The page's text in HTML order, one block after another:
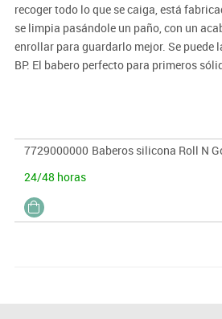
recoger todo lo que se caiga, está
se limpia pasándole un paño, con un
enrollar para guardarlo mejor. Se puede
BP. El babero perfecto para primeros
7729000000 Baberos silicona Roll N
24/48 horas